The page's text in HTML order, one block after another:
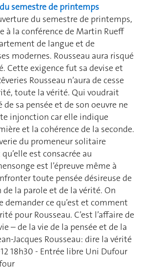
semestre de printemps
du semestre de printemps,
à la conférence de Martin Rueff
de langue et de
modernes. Rousseau aura risqué
Cette exigence fut sa devise et
Rousseau n’aura de cesse
toute la vérité. Qui voudrait
sa pensée et de son oeuvre ne
injonction car elle indique
et la cohérence de la seconde.
du promeneur solitaire
est consacrée au
est l’épreuve même à
toute pensée désireuse de
la parole et de la vérité. On
demander ce qu’est et comment
pour Rousseau. C’est l’affaire de
– de la vie de la pensée et de la
Jacques Rousseau: dire la vérité
18h30 - Entrée libre Uni Dufour